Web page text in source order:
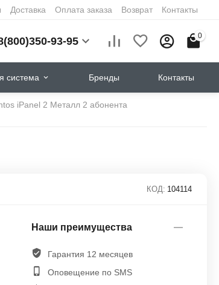
Доставка Оплата заказа Возврат Контакты
93-95 0
система Бренды Контакты
iPanel 2 Металл 2 абонента
КОД: 104114
Наши преимущества
Гарантия 12 месяцев
Оповещение по SMS